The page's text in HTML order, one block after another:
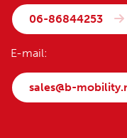
06-86844253
E-mail:
sales@b-